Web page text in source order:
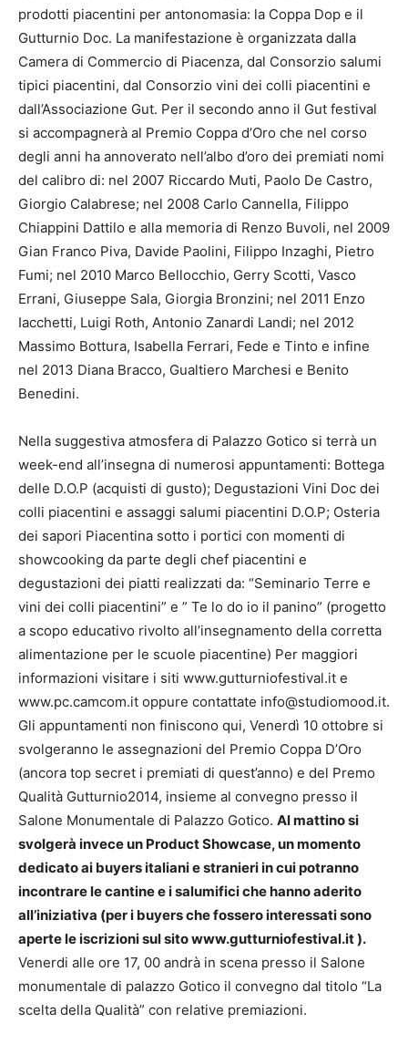
prodotti piacentini per antonomasia: la Coppa Dop e il
Gutturnio Doc. La manifestazione è organizzata dalla
Camera di Commercio di Piacenza, dal Consorzio salumi
tipici piacentini, dal Consorzio vini dei colli piacentini e
dall’Associazione Gut. Per il secondo anno il Gut festival
si accompagnerà al Premio Coppa d’Oro che nel corso
degli anni ha annoverato nell’albo d’oro dei premiati nomi
del calibro di: nel 2007 Riccardo Muti, Paolo De Castro,
Giorgio Calabrese; nel 2008 Carlo Cannella, Filippo
Chiappini Dattilo e alla memoria di Renzo Buvoli, nel 2009
Gian Franco Piva, Davide Paolini, Filippo Inzaghi, Pietro
Fumi; nel 2010 Marco Bellocchio, Gerry Scotti, Vasco
Errani, Giuseppe Sala, Giorgia Bronzini; nel 2011 Enzo
Iacchetti, Luigi Roth, Antonio Zanardi Landi; nel 2012
Massimo Bottura, Isabella Ferrari, Fede e Tinto e infine
nel 2013 Diana Bracco, Gualtiero Marchesi e Benito
Benedini.
Nella suggestiva atmosfera di Palazzo Gotico si terrà un
week-end all’insegna di numerosi appuntamenti: Bottega
delle D.O.P (acquisti di gusto); Degustazioni Vini Doc dei
colli piacentini e assaggi salumi piacentini D.O.P; Osteria
dei sapori Piacentina sotto i portici con momenti di
showcooking da parte degli chef piacentini e
degustazioni dei piatti realizzati da: “Seminario Terre e
vini dei colli piacentini” e ” Te lo do io il panino” (progetto
a scopo educativo rivolto all’insegnamento della corretta
alimentazione per le scuole piacentine) Per maggiori
informazioni visitare i siti www.gutturniofestival.it e
www.pc.camcom.it oppure contattate info@studiomood.it.
Gli appuntamenti non finiscono qui, Venerdì 10 ottobre si
svolgeranno le assegnazioni del Premio Coppa D’Oro
(ancora top secret i premiati di quest’anno) e del Premo
Qualità Gutturnio2014, insieme al convegno presso il
Salone Monumentale di Palazzo Gotico. Al mattino si
svolgerà invece un Product Showcase, un momento
dedicato ai buyers italiani e stranieri in cui potranno
incontrare le cantine e i salumifici che hanno aderito
all’iniziativa (per i buyers che fossero interessati sono
aperte le iscrizioni sul sito www.gutturniofestival.it ).
Venerdi alle ore 17, 00 andrà in scena presso il Salone
monumentale di palazzo Gotico il convegno dal titolo “La
scelta della Qualità” con relative premiazioni.